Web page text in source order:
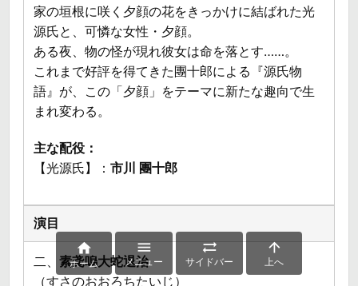
家の垣根に咲く夕顔の花をきっかけに結ばれた光
源氏と、可憐な女性・夕顔。
ある夜、物の怪が現れ彼女は命を落とす……。
これまで好評を得てきた團十郎による『源氏物
語』が、この「夕顔」をテーマに新たな趣向で生
まれ変わる。
主な配役：
【光源氏】： 市川 團十郎
二、 素戔嗚大蛇退治
（すさのおおろちたいじ）

ホーム

メニュー

サイドバー

上へ